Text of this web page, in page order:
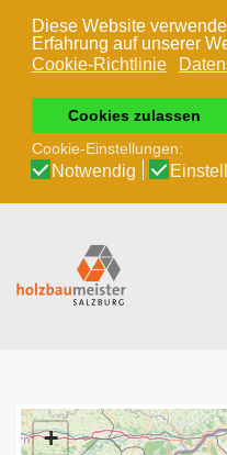
Diese Website
Erfahrung auf unserer
Cookie-Richtlinie
Cookies zulassen
Cookie-Einstellungen:
Notwendig
Zum Hauptinhalt
+